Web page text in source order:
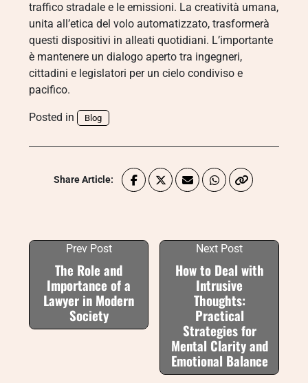
traffico stradale e le emissioni. La creatività umana,
unita all’etica del volo automatizzato, trasformerà
questi dispositivi in alleati quotidiani. L’importante
è mantenere un dialogo aperto tra ingegneri,
cittadini e legislatori per un cielo condiviso e
pacifico.
Posted in Blog
Share Article:
Prev Post
The Role and
Importance of a
Lawyer in Modern
Society
Next Post
How to Deal with
Intrusive
Thoughts:
Practical
Strategies for
Mental Clarity and
Emotional Balance